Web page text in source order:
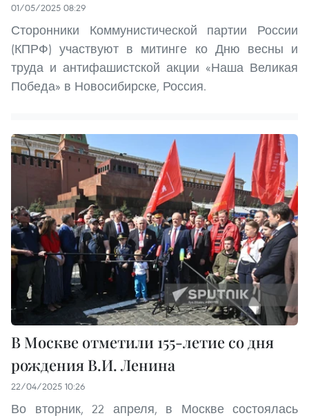
01/05/2025 08:29
Сторонники Коммунистической партии России
(КПРФ) участвуют в митинге ко Дню весны и
труда и антифашистской акции «Наша Великая
Победа» в Новосибирске, Россия.
В Москве отметили 155-летие со дня
рождения В.И. Ленина
22/04/2025 10:26
Во вторник, 22 апреля, в Москве состоялась